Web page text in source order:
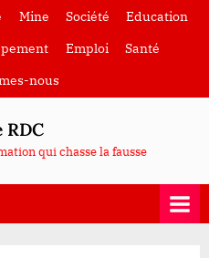
Mine Société
Education
Emploi
Santé
nous
RDC
qui chasse la fausse